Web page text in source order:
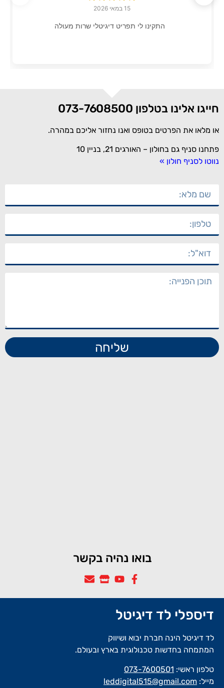
15 במאי 2026
התקינו לי תפריט דיגיטלי שרות מעולה
חייגו אלינו בטלפון 073-7608500
או מלאו את הפרטים בטופס ואנו נחזור אליכם במהרה.
פתחנו סניף גם בחולון – האורגים 21, בניין 10
נווטו לסניף חולון »
שליחה
בואו נהיה בקשר
דיספלי לד דיגיטל
לד דיגיטל הינה חברת יבוא ושיווק
המתמחה בחדשות טכנולוגית בארץ ובעולם.
טלפון ראשי: 073-7600501
מייל: leddigital515@gmail.com